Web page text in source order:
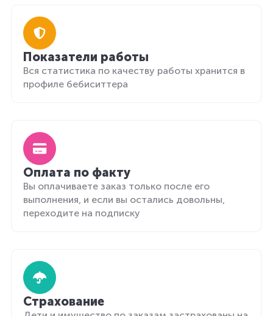
Показатели работы
Вся статистика по качеству работы хранится в
профиле бебиситтера
Оплата по факту
Вы оплачиваете заказ только после его
выполнения, и если вы остались довольны,
переходите на подписку
Страхование